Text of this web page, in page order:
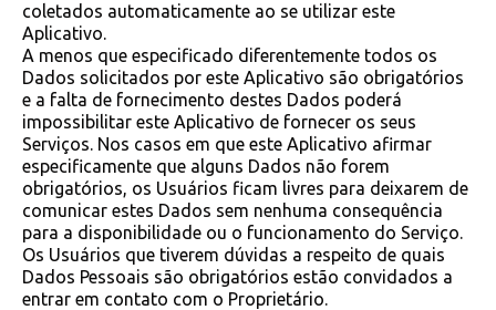
coletados automaticamente ao se utilizar este
Aplicativo.
A menos que especificado diferentemente todos os
Dados solicitados por este Aplicativo são obrigatórios
e a falta de fornecimento destes Dados poderá
impossibilitar este Aplicativo de fornecer os seus
Serviços. Nos casos em que este Aplicativo afirmar
especificamente que alguns Dados não forem
obrigatórios, os Usuários ficam livres para deixarem de
comunicar estes Dados sem nenhuma consequência
para a disponibilidade ou o funcionamento do Serviço.
Os Usuários que tiverem dúvidas a respeito de quais
Dados Pessoais são obrigatórios estão convidados a
entrar em contato com o Proprietário.